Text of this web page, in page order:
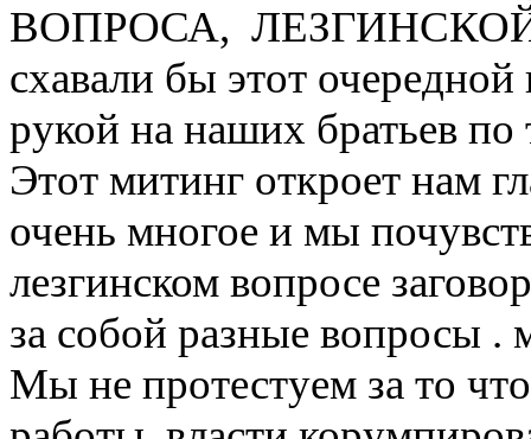
ВОПРОСА, ЛЕЗГИНСКОЙ
схавали бы этот
рукой на наших братьев
Этот митинг откроет нам
очень многое и мы
лезгинском вопросе
за собой разные вопросы .
Мы не протестуем за то